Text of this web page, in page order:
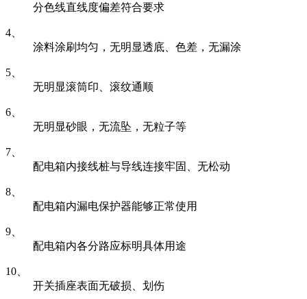
分色线直线度偏差符合要求
4、
涂料涂刷均匀，无明显透底、色差，无漏涂
5、
无明显滚筒印、滚纹通顺
6、
无明显砂眼，无流坠，无粒子等
7、
配电箱内接线桩与导线连接牢固、无松动
8、
配电箱内漏电保护器能够正常使用
9、
配电箱内各分路应标明具体用途
10、
开关插座表面无破损、划伤